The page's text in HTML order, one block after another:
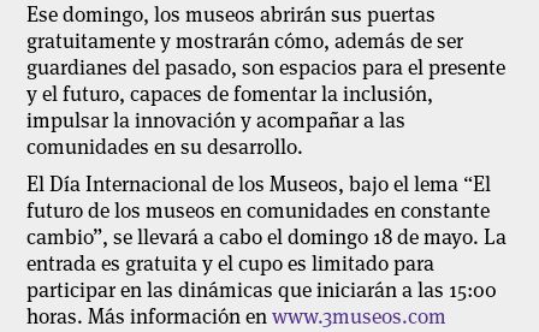
Ese domingo, los museos abrirán sus puertas
gratuitamente y mostrarán cómo, además de ser
guardianes del pasado, son espacios para el presente
y el futuro, capaces de fomentar la inclusión,
impulsar la innovación y acompañar a las
comunidades en su desarrollo.
El Día Internacional de los Museos, bajo el lema “El
futuro de los museos en comunidades en constante
cambio”, se llevará a cabo el domingo 18 de mayo. La
entrada es gratuita y el cupo es limitado para
participar en las dinámicas que iniciarán a las 15:00
horas. Más información enwww.3museos.com